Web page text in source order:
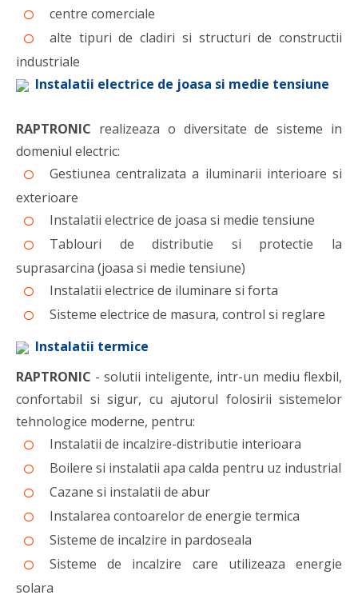
centre comerciale
alte tipuri de cladiri si structuri de constructii
industriale
Instalatii electrice de joasa si medie tensiune
RAPTRONIC realizeaza o diversitate de sisteme in
domeniul electric:
Gestiunea centralizata a iluminarii interioare si
exterioare
Instalatii electrice de joasa si medie tensiune
Tablouri de distributie si protectie la
suprasarcina (joasa si medie tensiune)
Instalatii electrice de iluminare si forta
Sisteme electrice de masura, control si reglare
Instalatii termice
RAPTRONIC - solutii inteligente, intr-un mediu flexbil,
confortabil si sigur, cu ajutorul folosirii sistemelor
tehnologice moderne, pentru:
Instalatii de incalzire-distributie interioara
Boilere si instalatii apa calda pentru uz industrial
Cazane si instalatii de abur
Instalarea contoarelor de energie termica
Sisteme de incalzire in pardoseala
Sisteme de incalzire care utilizeaza energie
solara